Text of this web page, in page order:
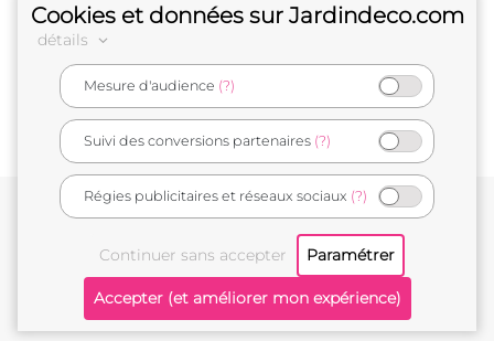
e-commerçant français
Mentions légales
Cookies et données sur Jardindeco.com
détails
Mesure d'audience (?)
Suivi des conversions partenaires (?)
Régies publicitaires et réseaux sociaux (?)